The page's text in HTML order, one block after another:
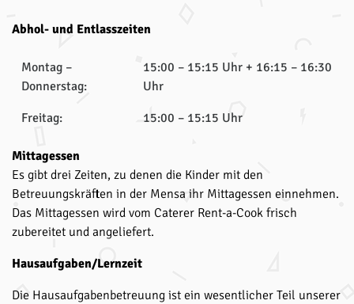
Abhol- und Entlasszeiten
Montag –
Donnerstag:
15:00 – 15:15 Uhr + 16:15 – 16:30
Uhr
Freitag:
15:00 – 15:15 Uhr
Mittagessen
Es gibt drei Zeiten, zu denen die Kinder mit den
Betreuungskräften in der Mensa ihr Mittagessen einnehmen.
Das Mittagessen wird vom Caterer Rent-a-Cook frisch
zubereitet und angeliefert.
Hausaufgaben/Lernzeit
Die Hausaufgabenbetreuung ist ein wesentlicher Teil unserer